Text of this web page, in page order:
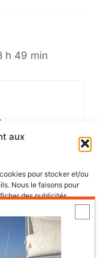
aux
pour stocker et/ou
Nous le faisons pour
des publicités
nous autorisera à
de navigation ou les ID
de retirer son
fonctonnalités et
h 49 min
antila?
24 et antila